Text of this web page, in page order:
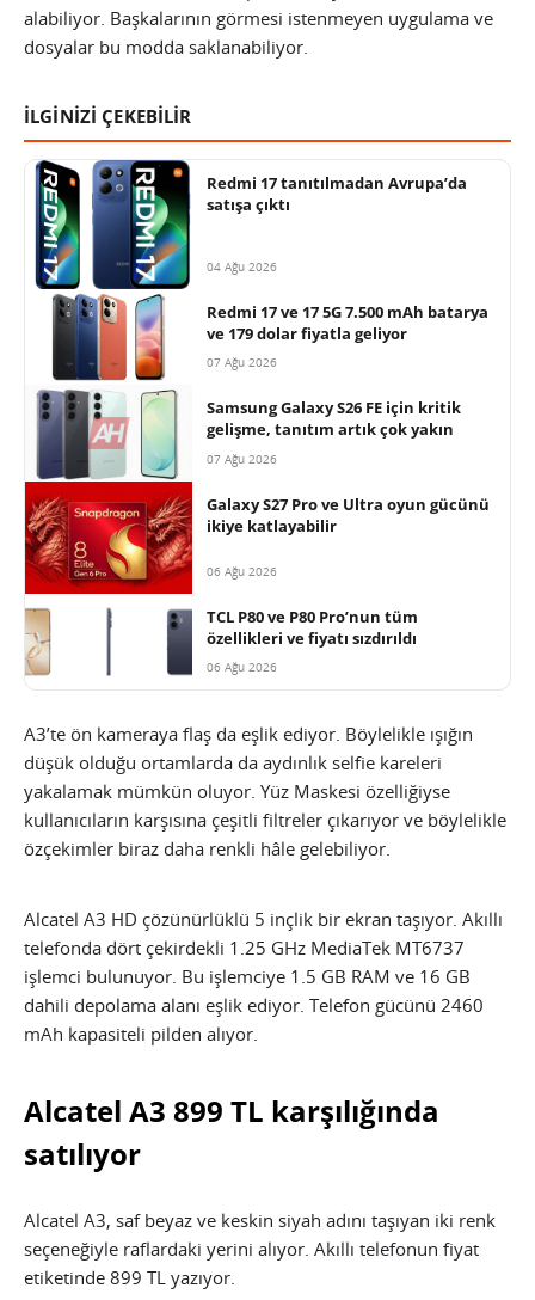
alabiliyor. Başkalarının görmesi istenmeyen uygulama ve
dosyalar bu modda saklanabiliyor.
İLGİNİZİ ÇEKEBİLİR
Redmi 17 tanıtılmadan Avrupa’da
satışa çıktı
04 Ağu 2026
Redmi 17 ve 17 5G 7.500 mAh batarya
ve 179 dolar fiyatla geliyor
07 Ağu 2026
Samsung Galaxy S26 FE için kritik
gelişme, tanıtım artık çok yakın
07 Ağu 2026
Galaxy S27 Pro ve Ultra oyun gücünü
ikiye katlayabilir
06 Ağu 2026
TCL P80 ve P80 Pro’nun tüm
özellikleri ve fiyatı sızdırıldı
06 Ağu 2026
A3’te ön kameraya flaş da eşlik ediyor. Böylelikle ışığın
düşük olduğu ortamlarda da aydınlık selfie kareleri
yakalamak mümkün oluyor. Yüz Maskesi özelliğiyse
kullanıcıların karşısına çeşitli filtreler çıkarıyor ve böylelikle
özçekimler biraz daha renkli hâle gelebiliyor.
Alcatel A3 HD çözünürlüklü 5 inçlik bir ekran taşıyor. Akıllı
telefonda dört çekirdekli 1.25 GHz MediaTek MT6737
işlemci bulunuyor. Bu işlemciye 1.5 GB RAM ve 16 GB
dahili depolama alanı eşlik ediyor. Telefon gücünü 2460
mAh kapasiteli pilden alıyor.
Alcatel A3 899 TL karşılığında
satılıyor
Alcatel A3, saf beyaz ve keskin siyah adını taşıyan iki renk
seçeneğiyle raflardaki yerini alıyor. Akıllı telefonun fiyat
etiketinde 899 TL yazıyor.